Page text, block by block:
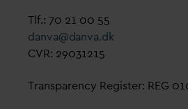
Tlf.: 70 21 00 55
danva@danva.dk
CVR: 29031215
Transparency Register: REG